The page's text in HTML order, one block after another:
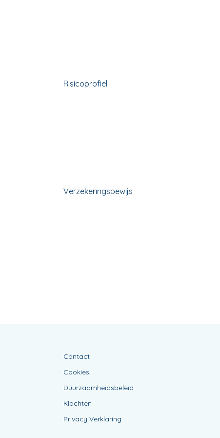
Risicoprofiel
Verzekeringsbewijs
Contact
Cookies
Duurzaamheidsbeleid
Klachten
Privacy Verklaring